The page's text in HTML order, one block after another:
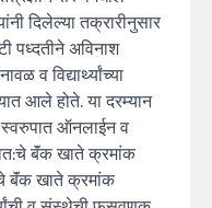
दिलेल्या तक्रारीनुसार
पध्दतीने अविनाश
व विद्यार्थ्यांच्या
आले होते. या दरम्यान
स्वरुपात ऑनलाईन व
बॅंक खाते क्रमांक
बॅंक खाते क्रमांक